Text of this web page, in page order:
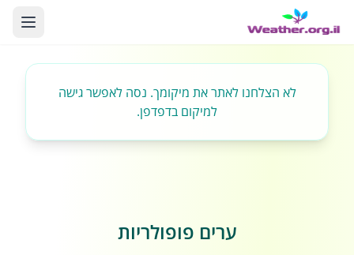
לא הצלחנו לאתר את מיקומך. נסה לאפשר גישה
למיקום בדפדפן.
ערים פופולריות